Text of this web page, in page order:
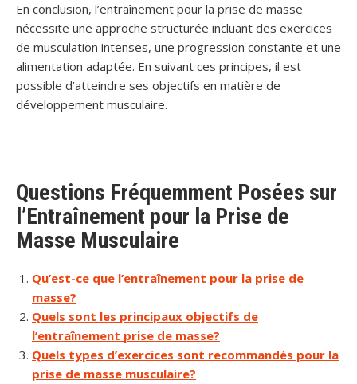
En conclusion, l’entraînement pour la prise de masse
nécessite une approche structurée incluant des exercices
de musculation intenses, une progression constante et une
alimentation adaptée. En suivant ces principes, il est
possible d’atteindre ses objectifs en matière de
développement musculaire.
Questions Fréquemment Posées sur
l’Entraînement pour la Prise de
Masse Musculaire
Qu’est-ce que l’entraînement pour la prise de
masse?
Quels sont les principaux objectifs de
l’entraînement prise de masse?
Quels types d’exercices sont recommandés pour la
prise de masse musculaire?